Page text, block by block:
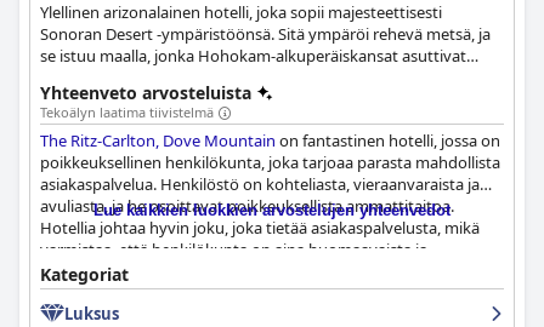
Ylellinen arizonalainen hotelli, joka sopii majesteettisesti
Sonoran Desert -ympäristöönsä. Sitä ympäröi rehevä metsä, ja
se istuu maalla, jonka Hohokam-alkuperäiskansat asuttivat
Yhteenveto arvosteluista
Tekoälyn laatima tiivistelmä
The Ritz-Carlton, Dove Mountain on fantastinen hotelli, jossa on
poikkeuksellinen henkilökunta, joka tarjoaa parasta mahdollista
asiakaspalvelua. Henkilöstö on kohteliasta, vieraanvaraista ja
avuliasta, ja he osoittavat poikkeuksellista ammattitaitoa.
Hotellia johtaa hyvin joku, joka tietää asiakaspalvelusta, mikä
varmistaa, että henkilökunta on aina huomaavaista ja
ystävällistä tarjoten erinomaista palvelua, joka ylittää
odotukset. Vaikka jotkut vieraat mainitsevat hitaan palvelun,
tämä näyttää johtuvan hotellin vakavasta henkilöstöpulasta,
Lue kaikkien luokkien arvostelujen yhteenvedot
Kategoriat
Luksus